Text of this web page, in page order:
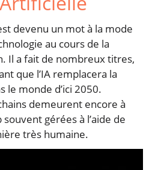
devenu un mot à la mode
au cours de la
Il a fait de nombreux titres,
que l’IA remplacera la
le monde d’ici 2050.
demeurent encore à
gérées à l’aide de
très humaine.